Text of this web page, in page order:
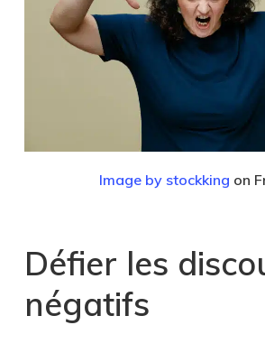
Image by stockking on
Défier les
négatifs